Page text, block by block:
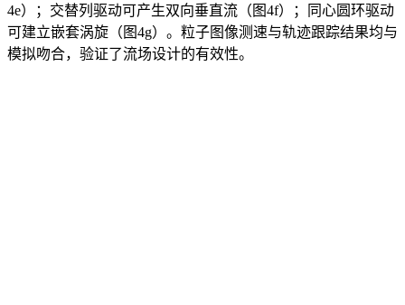
4e）；交替列驱动可产生双向垂直流（图4f）；同心圆环驱动
可建立嵌套涡旋（图4g）。粒子图像测速与轨迹跟踪结果均与
模拟吻合，验证了流场设计的有效性。